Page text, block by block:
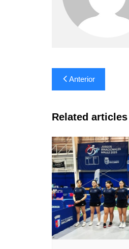
Navegación
de
entradas
Anterior
Related articles